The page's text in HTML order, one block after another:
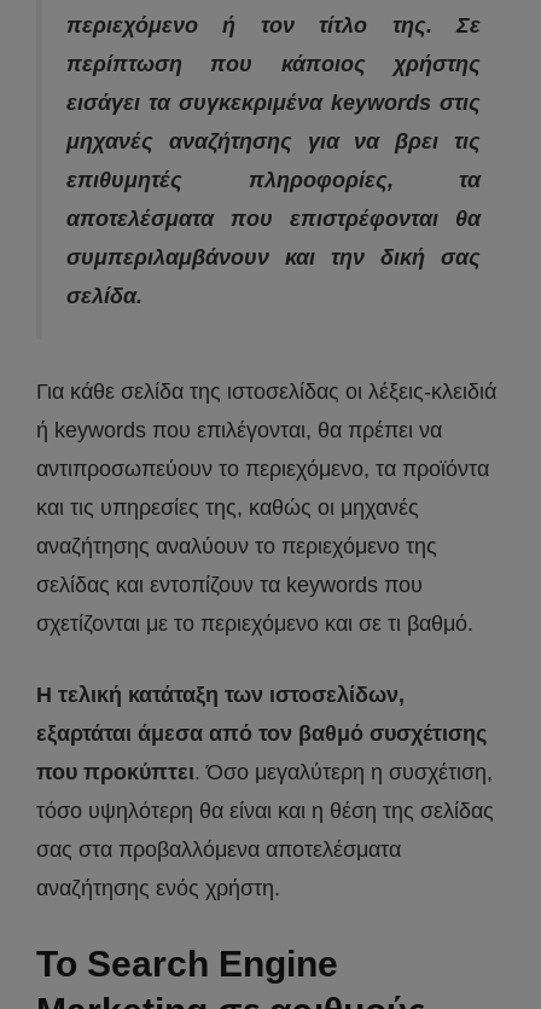
περιεχόμενο ή τον τίτλο της. Σε
περίπτωση που κάποιος χρήστης
εισάγει τα συγκεκριμένα keywords στις
μηχανές αναζήτησης για να βρει τις
επιθυμητές πληροφορίες, τα
αποτελέσματα που επιστρέφονται θα
συμπεριλαμβάνουν και την δική σας
σελίδα.
Για κάθε σελίδα της ιστοσελίδας οι λέξεις-κλειδιά
ή keywords που επιλέγονται, θα πρέπει να
αντιπροσωπεύουν το περιεχόμενο, τα προϊόντα
και τις υπηρεσίες της, καθώς οι μηχανές
αναζήτησης αναλύουν το περιεχόμενο της
σελίδας και εντοπίζουν τα keywords που
σχετίζονται με το περιεχόμενο και σε τι βαθμό.
Η τελική κατάταξη των ιστοσελίδων,
εξαρτάται άμεσα από τον βαθμό συσχέτισης
που προκύπτει. Όσο μεγαλύτερη η συσχέτιση,
τόσο υψηλότερη θα είναι και η θέση της σελίδας
σας στα προβαλλόμενα αποτελέσματα
αναζήτησης ενός χρήστη.
Το Search Engine